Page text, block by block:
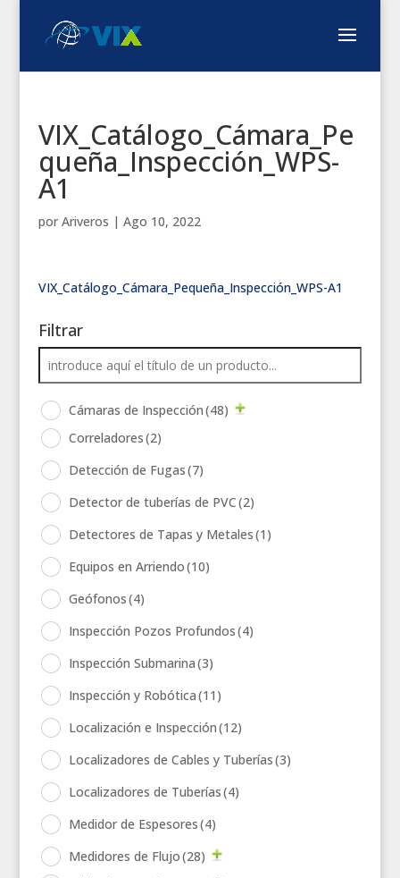
VIX_Catálogo_Cámara_Pe
queña_Inspección_WPS-
A1
por Ariveros | Ago 10, 2022
VIX_Catálogo_Cámara_Pequeña_Inspección_WPS-A1
Filtrar
Cámaras de Inspección(48)
Correladores(2)
Detección de Fugas(7)
Detector de tuberías de PVC(2)
Detectores de Tapas y Metales(1)
Equipos en Arriendo(10)
Geófonos(4)
Inspección Pozos Profundos(4)
Inspección Submarina(3)
Inspección y Robótica(11)
Localización e Inspección(12)
Localizadores de Cables y Tuberías(3)
Localizadores de Tuberías(4)
Medidor de Espesores(4)
Medidores de Flujo(28)